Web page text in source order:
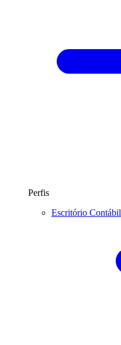
Perfis
Escritório Contábil